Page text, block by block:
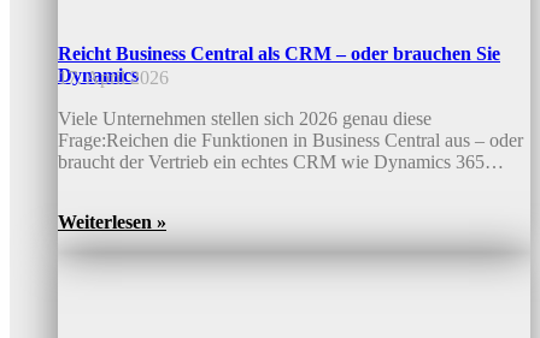
Reicht Business Central als CRM – oder brauchen Sie
Dynamics
17. April 2026
Viele Unternehmen stellen sich 2026 genau diese
Frage:Reichen die Funktionen in Business Central aus – oder
braucht der Vertrieb ein echtes CRM wie Dynamics 365…
Weiterlesen »